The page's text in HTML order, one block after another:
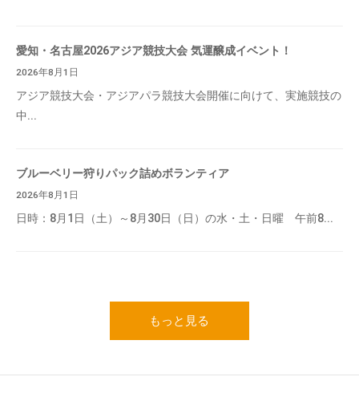
愛知・名古屋2026アジア競技大会 気運醸成イベント！
2026年8月1日
アジア競技大会・アジアパラ競技大会開催に向けて、実施競技の
中...
ブルーベリー狩りパック詰めボランティア
2026年8月1日
日時：8月1日（土）～8月30日（日）の水・土・日曜 午前8...
もっと見る